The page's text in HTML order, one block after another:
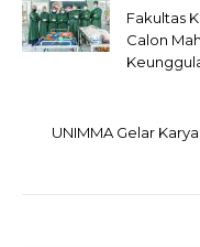
Fakultas
Calon
UNIMMA Gelar